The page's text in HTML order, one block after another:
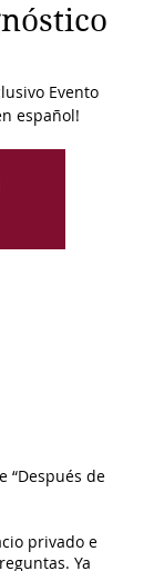
Evento
español!
“Después de
privado e
Ya